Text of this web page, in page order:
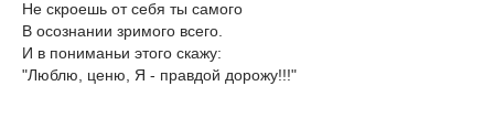
Не скроешь от себя ты самого
В осознании зримого всего.
И в пониманьи этого скажу:
"Люблю, ценю, Я - правдой дорожу!!!"